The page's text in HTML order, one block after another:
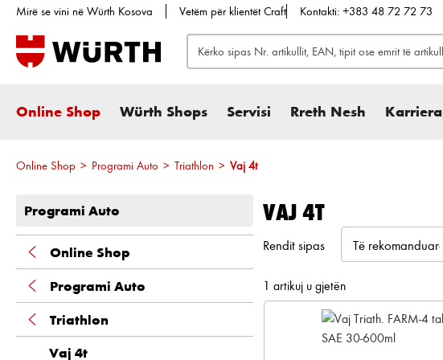
kërkimi Kalo te navigimi kryesor
Mirë se vini në Würth Kosova Vetëm për klientët Craft Kontakti: +383 48 72 72 73
Online Shop Würth Shops Servisi Rreth Nesh Karriera
Online Shop > Programi Auto > Triathlon > Vaj 4t
Programi Auto
Online Shop
Programi Auto
Triathlon
Vaj 4t
VAJ 4T
Rendit sipas
1 artikuj u gjetën